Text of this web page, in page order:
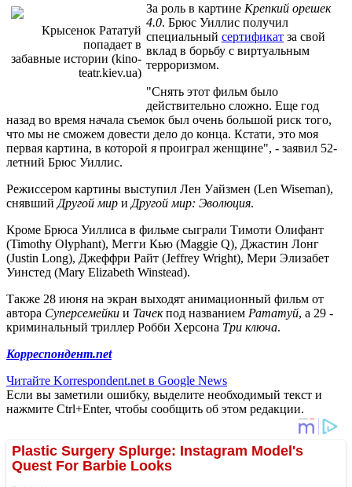
Крысенок Рататуй
попадает в
забавные истории (kino-
teatr.kiev.ua)
За роль в картине Крепкий орешек
4.0. Брюс Уиллис получил
специальный сертификат за свой
вклад в борьбу с виртуальным
терроризмом.
"Снять этот фильм было
действительно сложно. Еще год
назад во время начала съемок был очень большой риск того,
что мы не сможем довести дело до конца. Кстати, это моя
первая картина, в которой я проиграл женщине", - заявил 52-
летний Брюс Уиллис.
Режиссером картины выступил Лен Уайзмен (Len Wiseman),
снявший Другой мир и Другой мир: Эволюция.
Кроме Брюса Уиллиса в фильме сыграли Тимоти Олифант
(Timothy Olyphant), Мегги Кью (Maggie Q), Джастин Лонг
(Justin Long), Джеффри Райт (Jeffrey Wright), Мери Элизабет
Уинстед (Mary Elizabeth Winstead).
Также 28 июня на экран выходят анимационный фильм от
автора Суперсемейки и Тачекпод названием Рататуй, а 29 -
криминальный триллер Робби Херсона Три ключа.
Корреспондент.net
Читайте Korrespondent.net в Google News
Если вы заметили ошибку, выделите необходимый текст и
нажмите Ctrl+Enter, чтобы сообщить об этом редакции.